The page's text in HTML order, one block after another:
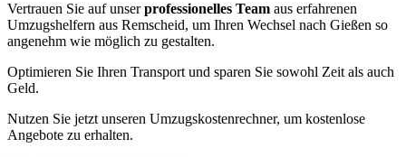
Vertrauen Sie auf unserprofessionelles Team aus erfahrenen
Umzugshelfern aus Remscheid, um Ihren Wechsel nach Gießen so
angenehm wie möglich zu gestalten.
Optimieren Sie Ihren Transport und sparen Sie sowohl Zeit als auch
Geld.
Nutzen Sie jetzt unseren Umzugskostenrechner, um kostenlose
Angebote zu erhalten.